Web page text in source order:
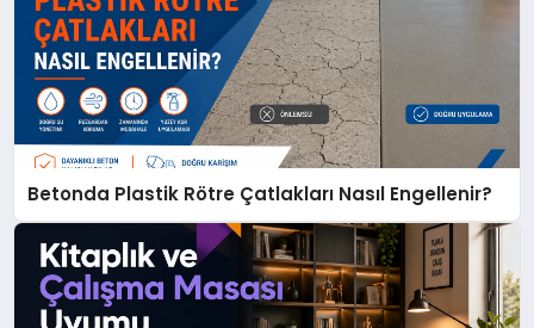
Betonda Plastik Rötre Çatlakları Nasıl Engellenir?